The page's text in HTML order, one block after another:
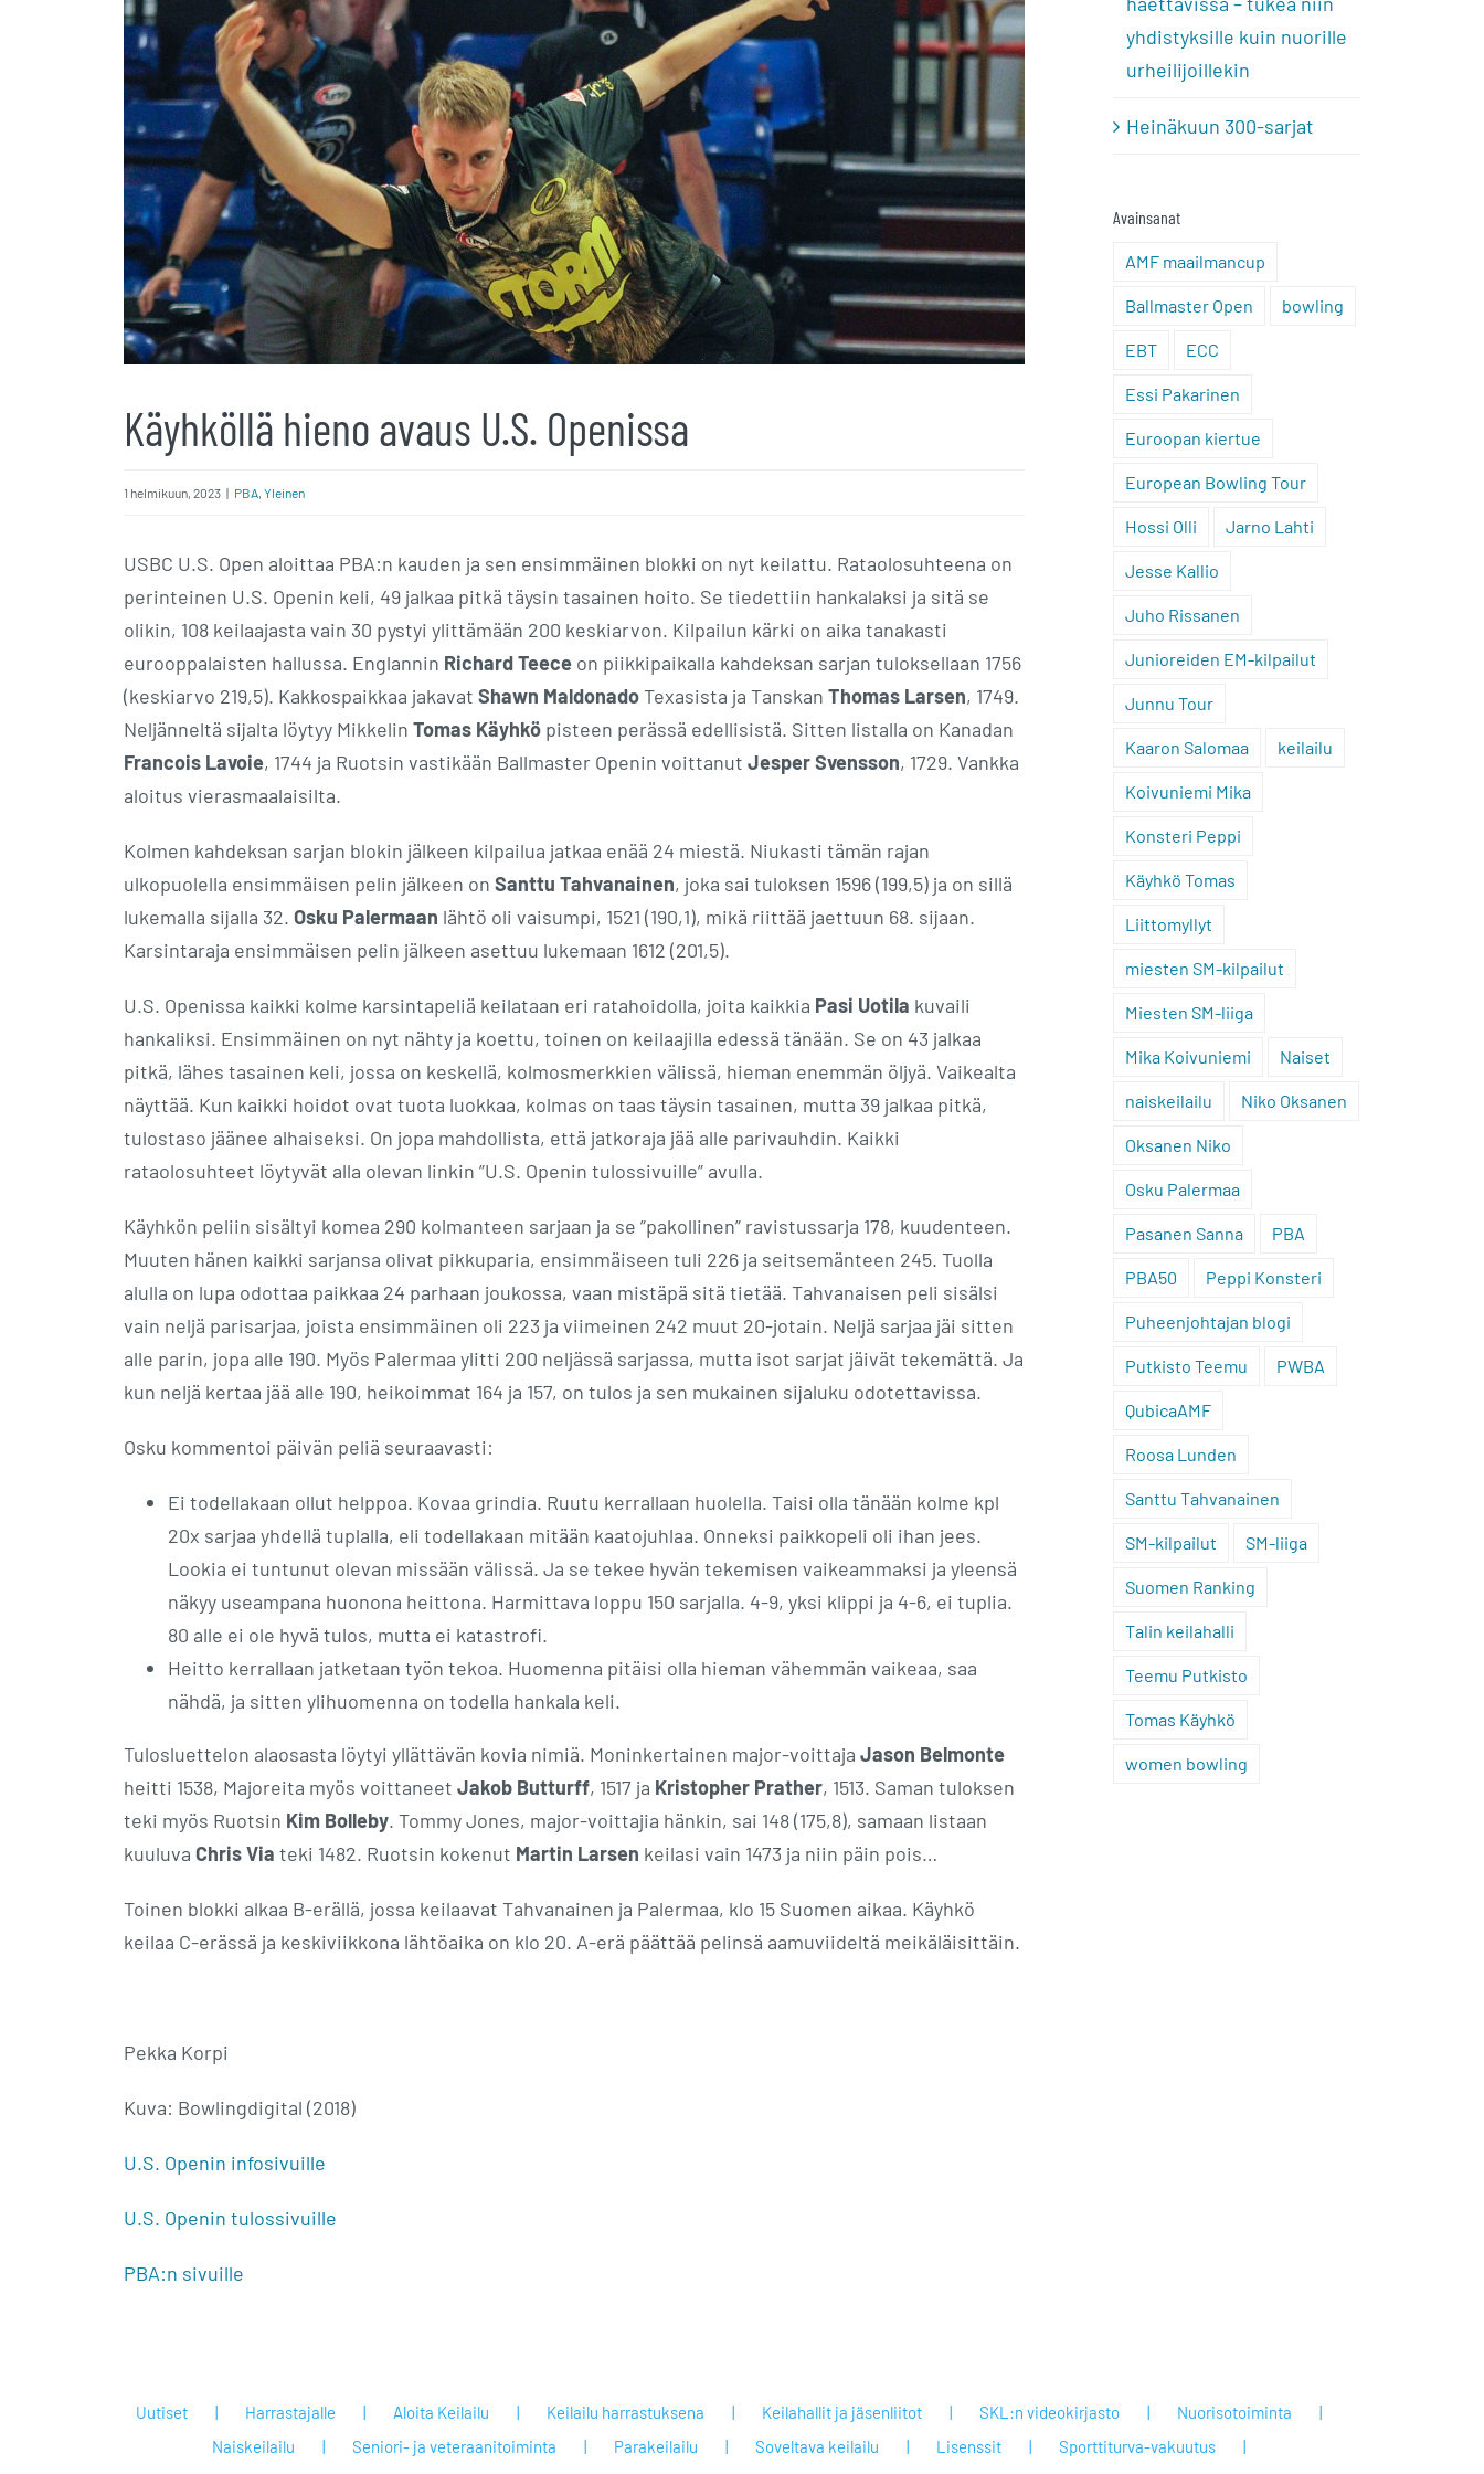
Käyhköllä hieno avaus U.S. Openissa
1 helmikuun, 2023 | PBA, Yleinen
USBC U.S. Open aloittaa PBA:n kauden ja sen ensimmäinen blokki on nyt keilattu. Rataolosuhteena on
perinteinen U.S. Openin keli, 49 jalkaa pitkä täysin tasainen hoito. Se tiedettiin hankalaksi ja sitä se
olikin, 108 keilaajasta vain 30 pystyi ylittämään 200 keskiarvon. Kilpailun kärki on aika tanakasti
eurooppalaisten hallussa. Englannin Richard Teece on piikkipaikalla kahdeksan sarjan tuloksellaan 1756
(keskiarvo 219,5). Kakkospaikkaa jakavat Shawn MaldonadoTexasista ja Tanskan Thomas Larsen, 1749.
Neljänneltä sijalta löytyy Mikkelin Tomas Käyhkö pisteen perässä edellisistä. Sitten listalla on Kanadan
Francois Lavoie, 1744 ja Ruotsin vastikään Ballmaster Openin voittanut Jesper Svensson, 1729. Vankka
aloitus vierasmaalaisilta.
Kolmen kahdeksan sarjan blokin jälkeen kilpailua jatkaa enää 24 miestä. Niukasti tämän rajan
ulkopuolella ensimmäisen pelin jälkeen on Santtu Tahvanainen, joka sai tuloksen 1596 (199,5) ja on sillä
lukemalla sijalla 32. Osku Palermaan lähtö oli vaisumpi, 1521 (190,1), mikä riittää jaettuun 68. sijaan.
Karsintaraja ensimmäisen pelin jälkeen asettuu lukemaan 1612 (201,5).
U.S. Openissa kaikki kolme karsintapeliä keilataan eri ratahoidolla, joita kaikkia Pasi Uotila kuvaili
hankaliksi. Ensimmäinen on nyt nähty ja koettu, toinen on keilaajilla edessä tänään. Se on 43 jalkaa
pitkä, lähes tasainen keli, jossa on keskellä, kolmosmerkkien välissä, hieman enemmän öljyä. Vaikealta
näyttää. Kun kaikki hoidot ovat tuota luokkaa, kolmas on taas täysin tasainen, mutta 39 jalkaa pitkä,
tulostaso jäänee alhaiseksi. On jopa mahdollista, että jatkoraja jää alle parivauhdin. Kaikki
rataolosuhteet löytyvät alla olevan linkin ”U.S. Openin tulossivuille” avulla.
Käyhkön peliin sisältyi komea 290 kolmanteen sarjaan ja se ”pakollinen” ravistussarja 178, kuudenteen.
Muuten hänen kaikki sarjansa olivat pikkuparia, ensimmäiseen tuli 226 ja seitsemänteen 245. Tuolla
alulla on lupa odottaa paikkaa 24 parhaan joukossa, vaan mistäpä sitä tietää. Tahvanaisen peli sisälsi
vain neljä parisarjaa, joista ensimmäinen oli 223 ja viimeinen 242 muut 20-jotain. Neljä sarjaa jäi sitten
alle parin, jopa alle 190. Myös Palermaa ylitti 200 neljässä sarjassa, mutta isot sarjat jäivät tekemättä. Ja
kun neljä kertaa jää alle 190, heikoimmat 164 ja 157, on tulos ja sen mukainen sijaluku odotettavissa.
Osku kommentoi päivän peliä seuraavasti:
Ei todellakaan ollut helppoa. Kovaa grindia. Ruutu kerrallaan huolella. Taisi olla tänään kolme kpl
20x sarjaa yhdellä tuplalla, eli todellakaan mitään kaatojuhlaa. Onneksi paikkopeli oli ihan jees.
Lookia ei tuntunut olevan missään välissä. Ja se tekee hyvän tekemisen vaikeammaksi ja yleensä
näkyy useampana huonona heittona. Harmittava loppu 150 sarjalla. 4-9, yksi klippi ja 4-6, ei tuplia.
80 alle ei ole hyvä tulos, mutta ei katastrofi.
Heitto kerrallaan jatketaan työn tekoa. Huomenna pitäisi olla hieman vähemmän vaikeaa, saa
nähdä, ja sitten ylihuomenna on todella hankala keli.
Tulosluettelon alaosasta löytyi yllättävän kovia nimiä. Moninkertainen major-voittaja Jason Belmonte
heitti 1538, Majoreita myös voittaneet Jakob Butturff, 1517 ja Kristopher Prather, 1513. Saman tuloksen
teki myös Ruotsin Kim Bolleby. Tommy Jones, major-voittajia hänkin, sai 148 (175,8), samaan listaan
kuuluva Chris Via teki 1482. Ruotsin kokenut Martin Larsen keilasi vain 1473 ja niin päin pois…
Toinen blokki alkaa B-erällä, jossa keilaavat Tahvanainen ja Palermaa, klo 15 Suomen aikaa. Käyhkö
keilaa C-erässä ja keskiviikkona lähtöaika on klo 20. A-erä päättää pelinsä aamuviideltä meikäläisittäin.
Pekka Korpi
Kuva: Bowlingdigital (2018)
U.S. Openin infosivuille
U.S. Openin tulossivuille
PBA:n sivuille
yhdistyksille kuin nuorille
urheilijoillekin
Heinäkuun 300-sarjat
Avainsanat
AMF maailmancup
Ballmaster Open bowling
EBT ECC
Essi Pakarinen
Euroopan kiertue
European Bowling Tour
Hossi Olli Jarno Lahti
Jesse Kallio
Juho Rissanen
Junioreiden EM-kilpailut
Junnu Tour
Kaaron Salomaa keilailu
Koivuniemi Mika
Konsteri Peppi
Käyhkö Tomas
Liittomyllyt
miesten SM-kilpailut
Miesten SM-liiga
Mika Koivuniemi Naiset
naiskeilailu Niko Oksanen
Oksanen Niko
Osku Palermaa
Pasanen Sanna PBA
PBA50 Peppi Konsteri
Puheenjohtajan blogi
Putkisto Teemu PWBA
QubicaAMF
Roosa Lunden
Santtu Tahvanainen
SM-kilpailut SM-liiga
Suomen Ranking
Talin keilahalli
Teemu Putkisto
Tomas Käyhkö
women bowling
Uutiset Harrastajalle Aloita Keilailu Keilailu harrastuksena Keilahallit ja jäsenliitot SKL:n videokirjasto
Nuorisotoiminta
Naiskeilailu
Seniori- ja veteraanitoiminta Parakeilailu Soveltava keilailu Lisenssit
Sporttiturva-vakuutus